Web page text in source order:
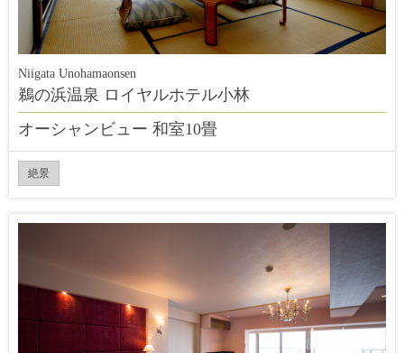
Niigata Unohamaonsen
鵜の浜温泉 ロイヤルホテル小林
オーシャンビュー 和室10畳
絶景